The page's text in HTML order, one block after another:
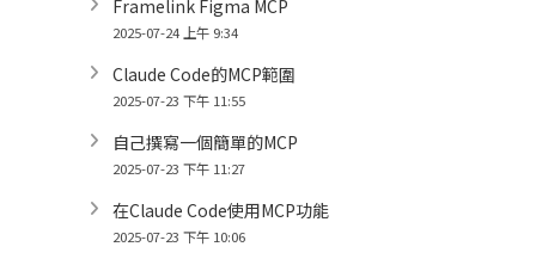
Framelink Figma MCP
2025-07-24 上午 9:34
Claude Code的MCP範圍
2025-07-23 下午 11:55
自己撰寫一個簡單的MCP
2025-07-23 下午 11:27
在Claude Code使用MCP功能
2025-07-23 下午 10:06